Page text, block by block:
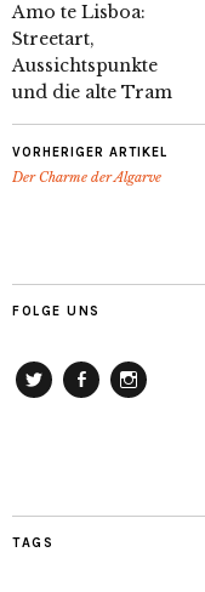
Amo te Lisboa:
Streetart,
Aussichtspunkte
und die alte Tram
VORHERIGER ARTIKEL
Der Charme der Algarve
FOLGE UNS
TAGS